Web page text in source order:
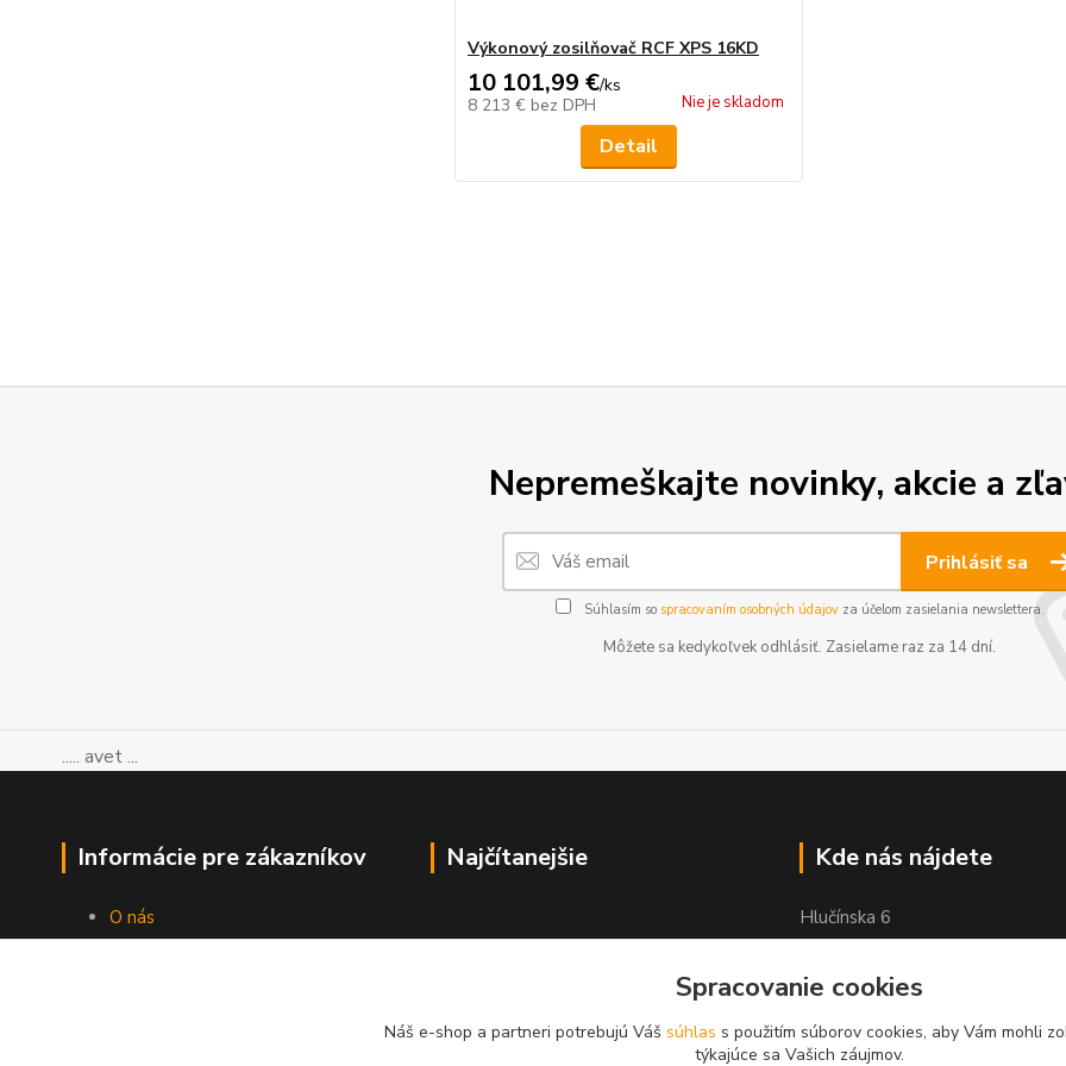
Výkonový zosilňovač RCF XPS 16KD
10 101,99 €/ks
8 213 € bez DPH Nie je skladom
Detail
Nepremeškajte novinky, akcie a
Prihlásiť sa
Súhlasím so spracovaním osobných údajovza účelom zasielania newslettera.
Môžete sa kedykoľvek odhlásiť. Zasielame raz za 14 dní.
..... avet ...
Informácie pre zákazníkov
O nás
Ako nakupovať
Najčítanejšie Kde nás nájdete
Hlučínska 6
Spracovanie cookies
Náš e-shop a partneri potrebujú Váš súhlas s použitím súborov cookies, aby Vám mohli
týkajúce sa Vašich záujmov.